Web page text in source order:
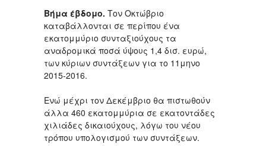
Βήμα έβδομο. Τον Οκτώβριο
καταβάλλονται σε περίπου ένα
εκατομμύριο συνταξιούχους τα
αναδρομικά ποσά ύψους 1,4 δισ. ευρώ,
των κύριων συντάξεων για το 11μηνο
2015-2016.
Ενώ μέχρι τον Δεκέμβριο θα πιστωθούν
άλλα 460 εκατομμύρια σε εκατοντάδες
χιλιάδες δικαιούχους, λόγω του νέου
τρόπου υπολογισμού των συντάξεων.